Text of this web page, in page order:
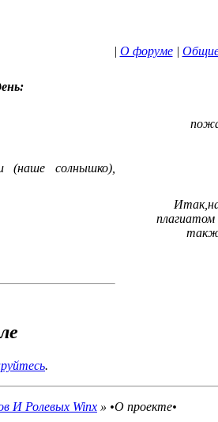
| О форуме|
(наше солнышко),
поучаствовать!
свой
победителю
.
И Ролевых Winx » •О проекте•